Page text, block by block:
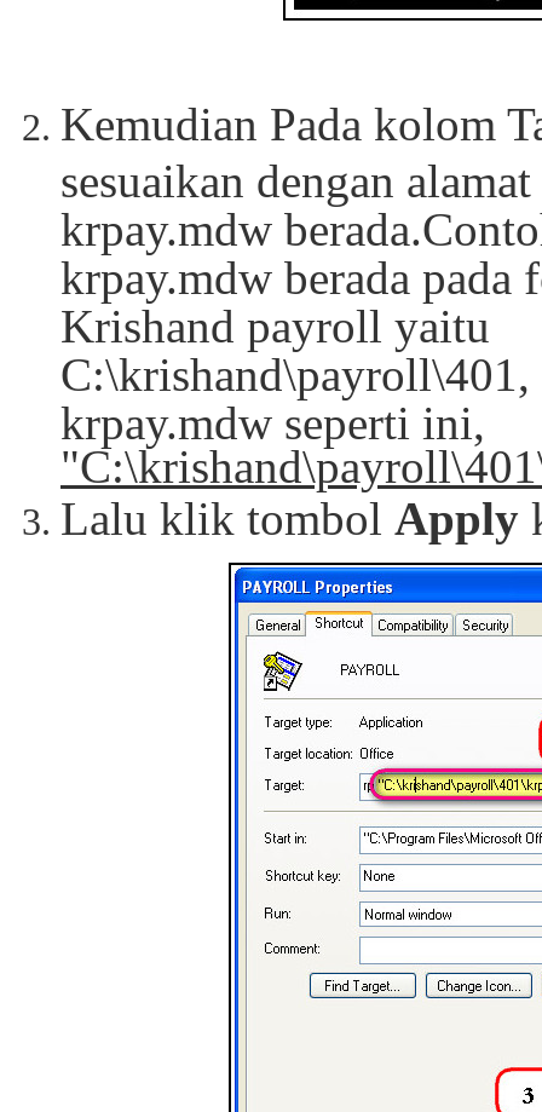
Kemudian Pada kolom
sesuaikan dengan alamat
krpay.mdw
krpay.mdw berada pada
Krishand payroll yaitu
C:\krishand\payroll\401,
krpay.mdw seperti ini,
"
Lalu klik tombol Apply